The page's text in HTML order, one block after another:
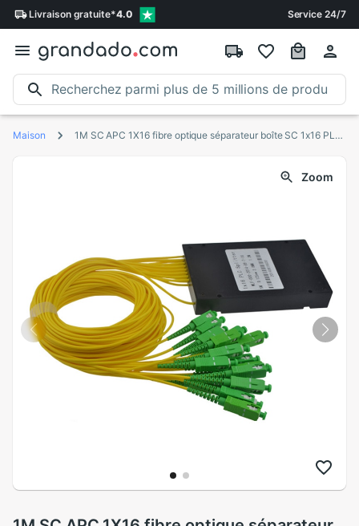
Livraison gratuite*4.0 Service 24/7
Maison 1M SC APC 1X16 fibre optique séparateur boîte SC 1x16 PLC ABS optique séparateur boîte
Zoom